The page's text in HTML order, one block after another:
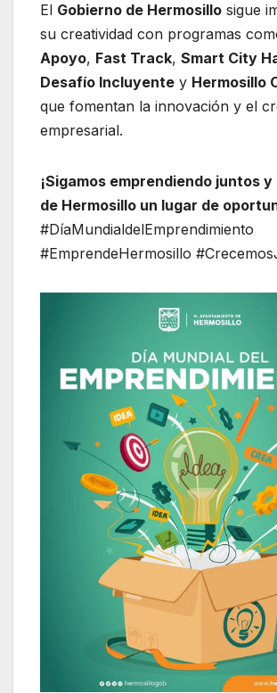
El Gobierno de Hermosillo sigue
su creatividad con programas
Apoyo, Fast Track, Smart City
Desafío Incluyente y Hermosillo
que fomentan la innovación y el
empresarial.
¡Sigamos emprendiendo juntos
de Hermosillo un lugar de
#DíaMundialdelEmprendimiento
#EmprendeHermosillo